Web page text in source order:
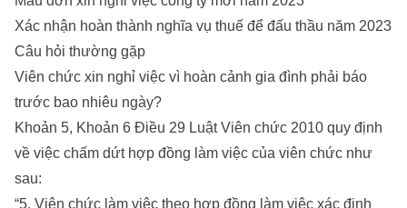
Xác nhận hoàn thành nghĩa vụ thuế để đấu thầu năm 2023
Câu hỏi thường gặp
Viên chức xin nghỉ việc vì hoàn cảnh gia đình phải báo
trước bao nhiêu ngày?
Khoản 5, Khoản 6 Điều 29 Luật Viên chức 2010 quy định
về việc chấm dứt hợp đồng làm việc của viên chức như
sau:
“5. Viên chức làm việc theo hợp đồng làm việc xác định